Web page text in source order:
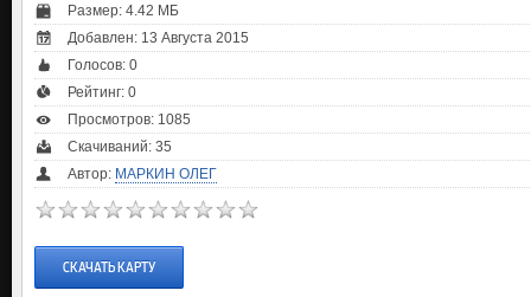
Размер: 4.42 МБ
Добавлен: 13 Августа 2015
Голосов: 0
Рейтинг: 0
Просмотров: 1085
Скачиваний: 35
Автор: МАРКИН ОЛЕГ
СКАЧАТЬ КАРТУ